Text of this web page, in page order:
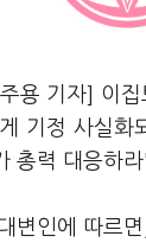
용 기자] 이
기정 사실화
총력 대응하
변인에 따르